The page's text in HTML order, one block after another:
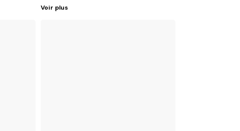
Voir plus